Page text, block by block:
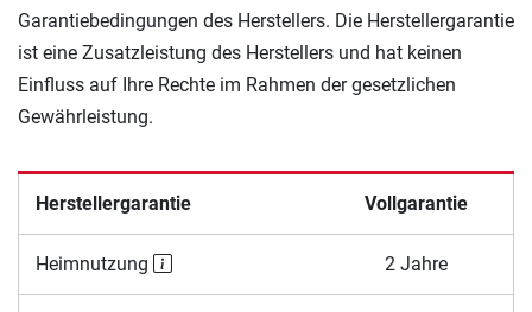
Garantiebedingungen des Herstellers. Die Herstellergarantie
ist eine Zusatzleistung des Herstellers und hat keinen
Einfluss auf Ihre Rechte im Rahmen der gesetzlichen
Gewährleistung.
Herstellergarantie Vollgarantie
Heimnutzung 2 Jahre